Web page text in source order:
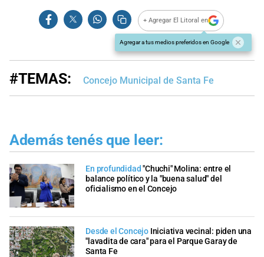
+ Agregar El Litoral en
Agregar a tus medios preferidos en Google
#TEMAS: Concejo Municipal de Santa Fe
Además tenés que leer:
En profundidad"Chuchi" Molina: entre el
balance político y la "buena salud" del
oficialismo en el Concejo
Desde el Concejo Iniciativa vecinal: piden una
"lavadita de cara" para el Parque Garay de
Santa Fe